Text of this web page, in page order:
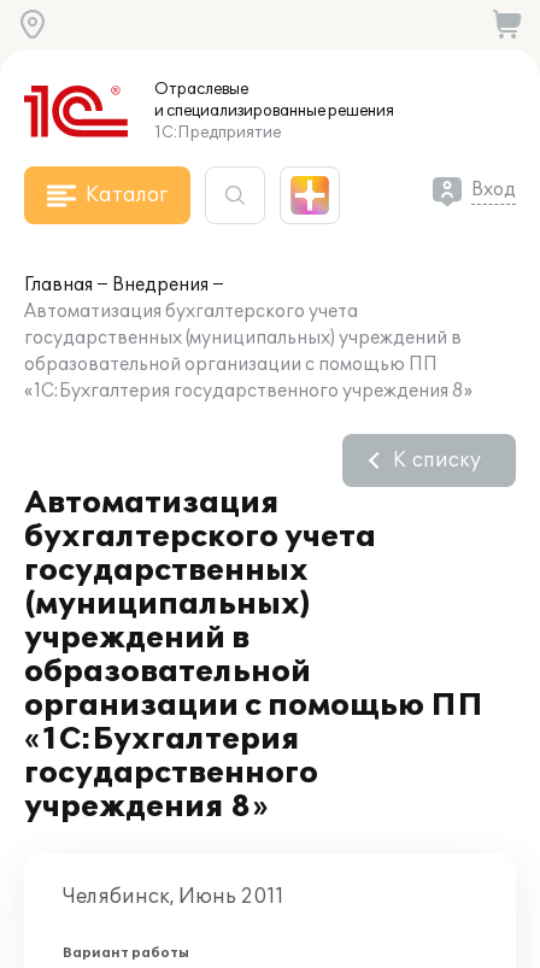
Отраслевые
и специализированныерешения
1С:Предприятие
Каталог Вход
Главная
Внедрения
Автоматизация бухгалтерского учета
государственных (муниципальных) учреждений в
образовательной организации с помощью ПП
«1С:Бухгалтерия государственного учреждения 8»
Автоматизация
бухгалтерского учета
государственных
(муниципальных)
учреждений в
образовательной
организации с помощью ПП
«1С:Бухгалтерия
государственного
учреждения 8»
К списку
Челябинск, Июнь 2011
Вариант работы